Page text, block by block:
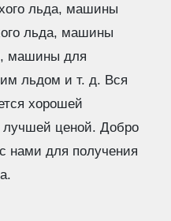
льда, машины
льда, машины
машины для
льдом и т. д. Вся
хорошей
лучшей ценой. Добро
нами для получения